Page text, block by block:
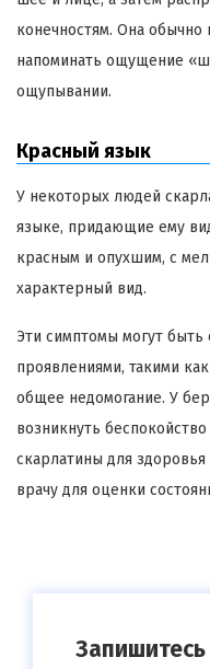
конечностям. Она
напоминать ощущение
ощупывании.
Красный язык
У некоторых людей
языке, придающие ему
красным и опухшим, с
характерный вид.
Эти симптомы могут
проявлениями, такими
общее недомогание. У
возникнуть
скарлатины для
врачу для оценки